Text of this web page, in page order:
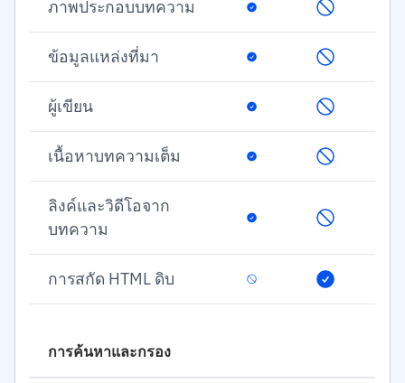
ภาพประกอบบทความ
ข้อมูลแหล่งที่มา
ผู้เขียน
เนื้อหาบทความเต็ม
ลิงค์และวิดีโอจาก
บทความ
การสกัด HTML ดิบ
การค้นหาและกรอง